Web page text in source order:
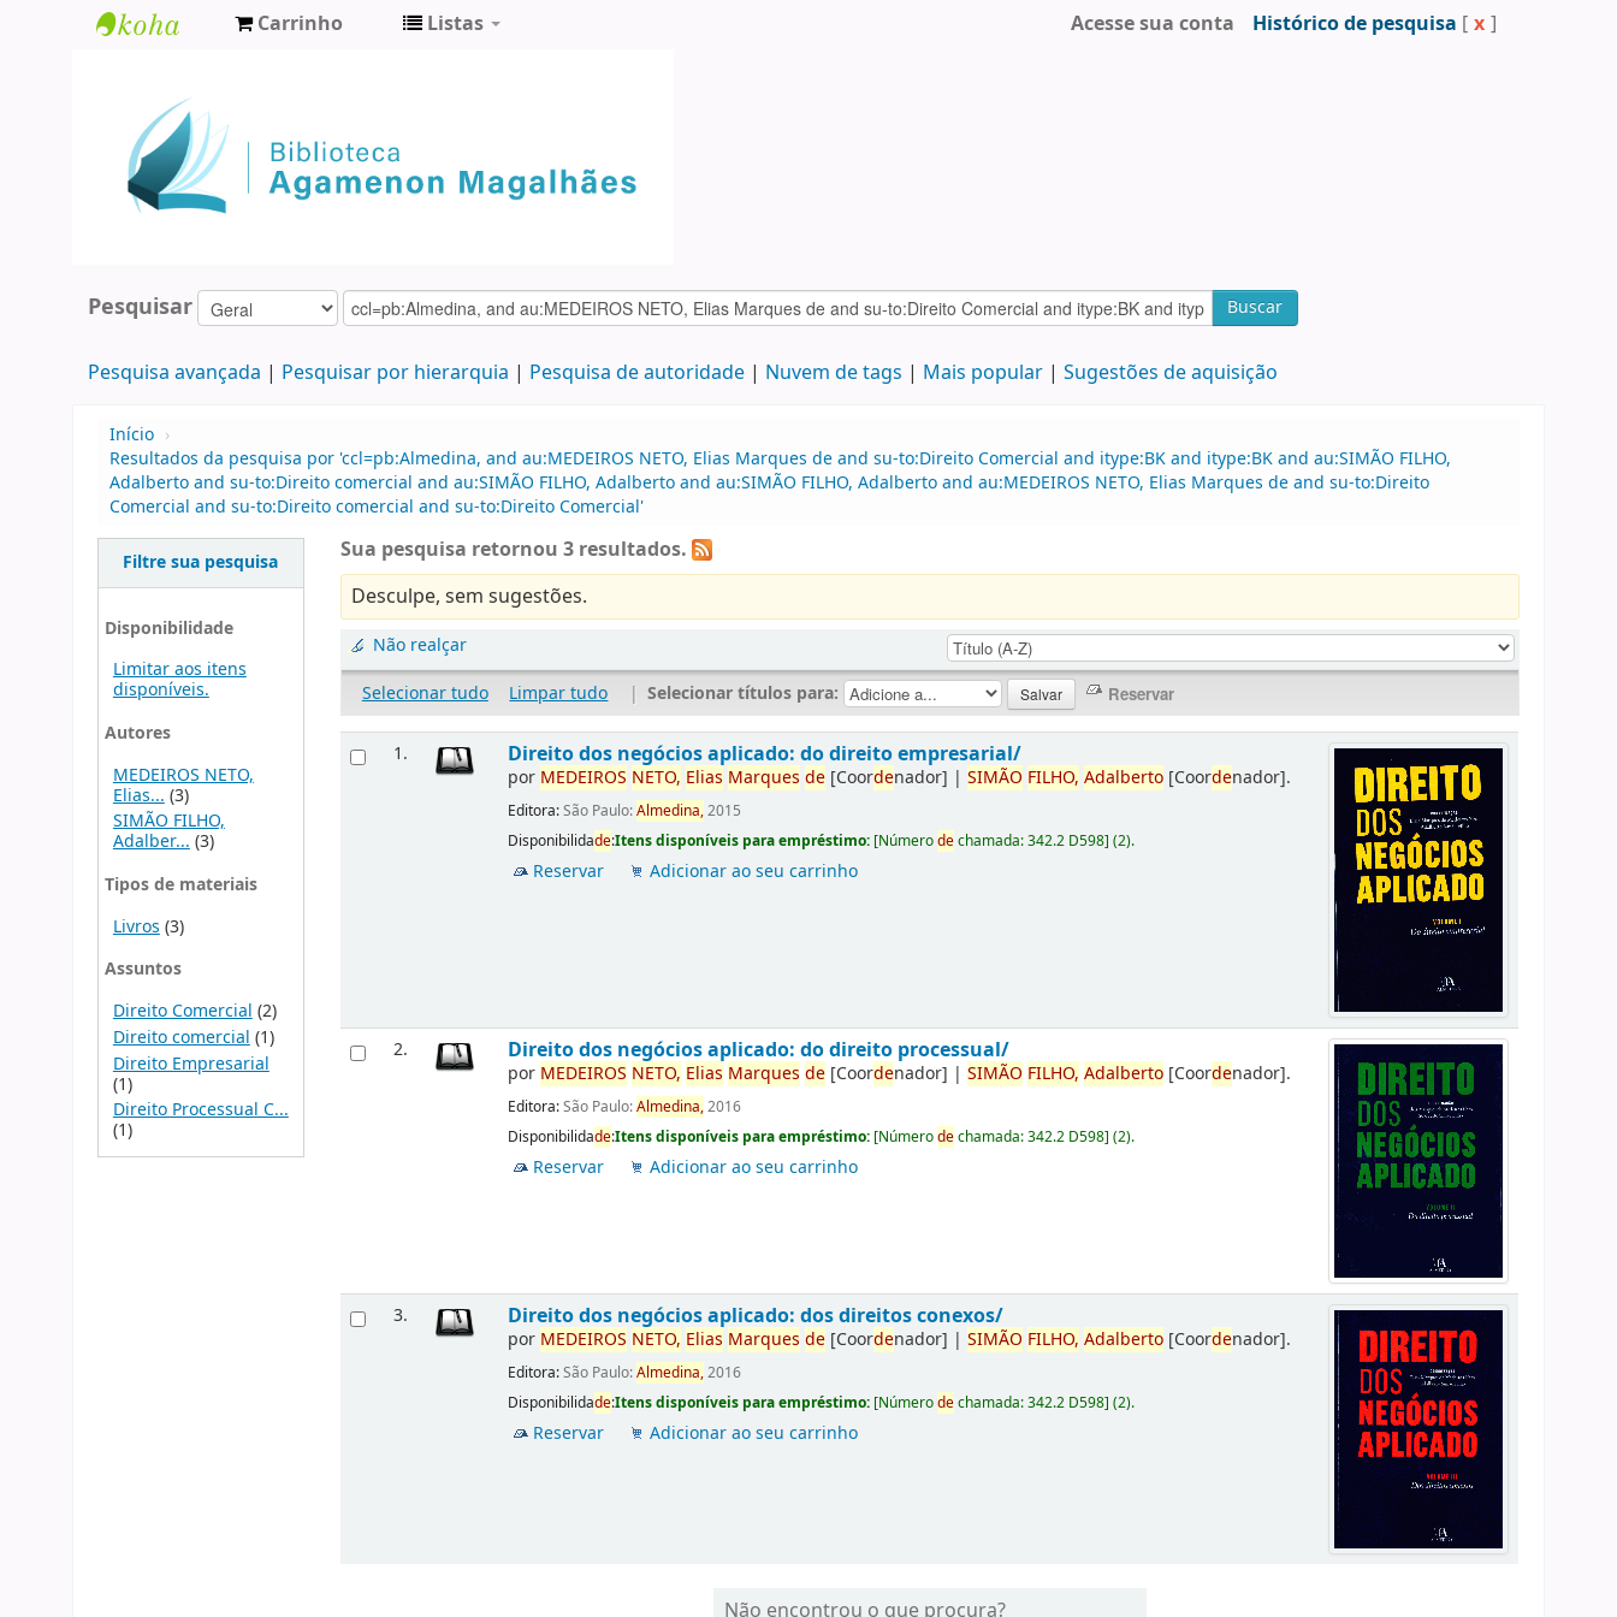
Agamenon
Magalhães
Carrinho Listas Acesse sua conta Histórico de pesquisa [ x ]
Pesquisar Buscar
Pesquisa avançada Pesquisar por hierarquia Pesquisa de autoridade Nuvem de tags Mais popular Sugestões de aquisição
Início ›
Resultados da pesquisa por 'ccl=pb:Almedina, and au:MEDEIROS NETO, Elias Marques de and su-to:Direito Comercial and itype:BK and itype:BK and au:SIMÃO FILHO,
Adalberto and su-to:Direito comercial and au:SIMÃO FILHO, Adalberto and au:SIMÃO FILHO, Adalberto and au:MEDEIROS NETO, Elias Marques de and su-to:Direito
Comercial and su-to:Direito comercial and su-to:Direito Comercial'
Filtre sua pesquisa
Disponibilidade
Limitar aos itens
disponíveis.
Autores
MEDEIROS NETO,
Elias... (3)
SIMÃO FILHO,
Adalber...(3)
Tipos de materiais
Livros (3)
Assuntos
Direito Comercial (2)
Direito comercial (1)
Direito Empresarial
(1)
Direito Processual C...
(1)
Sua pesquisa retornou 3 resultados.
Desculpe, sem sugestões.
Não realçar
Selecionar tudo
Limpar tudo | Selecionar títulos para:
1. Direito dos negócios aplicado: do direito empresarial/
por MEDEIROS NETO, Elias Marques de [Coordenador] |SIMÃO FILHO, Adalberto [Coordenador].
Editora:São Paulo:Almedina,2015
Disponibilidade:Itens disponíveis para empréstimo: [Númerodechamada:342.2 D598](2).
Reservar Adicionar ao seu carrinho
2. Direito dos negócios aplicado: do direito processual/
por MEDEIROS NETO, Elias Marques de [Coordenador] |SIMÃO FILHO, Adalberto [Coordenador].
Editora:São Paulo:Almedina,2016
Disponibilidade:Itens disponíveis para empréstimo: [Númerodechamada:342.2 D598](2).
Reservar Adicionar ao seu carrinho
3. Direito dos negócios aplicado: dos direitos conexos/
por MEDEIROS NETO, Elias Marques de [Coordenador] |SIMÃO FILHO, Adalberto [Coordenador].
Editora:São Paulo:Almedina,2016
Disponibilidade:Itens disponíveis para empréstimo: [Númerodechamada:342.2 D598](2).
Reservar Adicionar ao seu carrinho